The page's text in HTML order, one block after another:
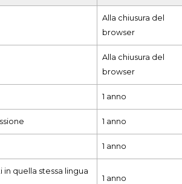
Alla chiusura del
browser
Alla chiusura del
browser
1 anno
1 anno
1 anno
quella stessa lingua
1 anno